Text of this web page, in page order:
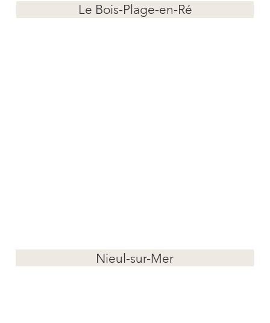
Le Bois-Plage-en-Ré
Nieul-sur-Mer